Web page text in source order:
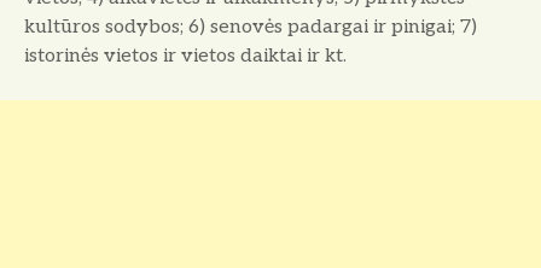
kultūros sodybos; 6) senovės padargai ir pinigai; 7)
istorinės vietos ir vietos daiktai ir kt.